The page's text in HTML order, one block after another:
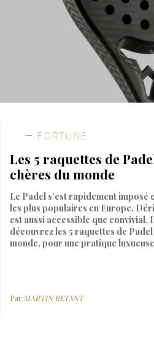
FORTUNE
Les 5 raquettes de
chères du monde
Le Padel s’est rapidement imposé
les plus populaires en Europe.
est aussi accessible que convivial.
découvrez les 5 raquettes de
monde, pour une pratique
ParMARTIN BETANT